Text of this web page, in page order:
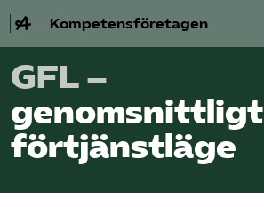
Kompetensföretagen
Aktuellt
A-Ö
GFL –
genomsnittligt
förtjänstläge